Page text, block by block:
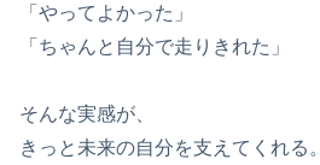
「やってよかった」
「ちゃんと自分で走りきれた」
そんな実感が、
きっと未来の自分を支えてくれる。